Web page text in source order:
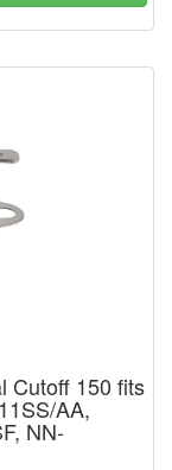
Cutoff 150 fits
AA,
NN-